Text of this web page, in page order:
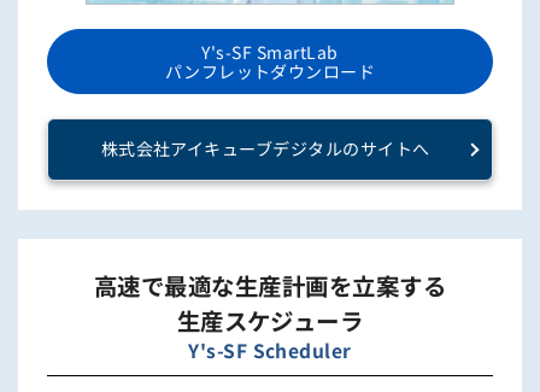
Y's-SF SmartLab
パンフレットダウンロード
株式会社アイキューブデジタルのサイトへ
高速で最適な生産計画を立案する
生産スケジューラ
Y's-SF Scheduler